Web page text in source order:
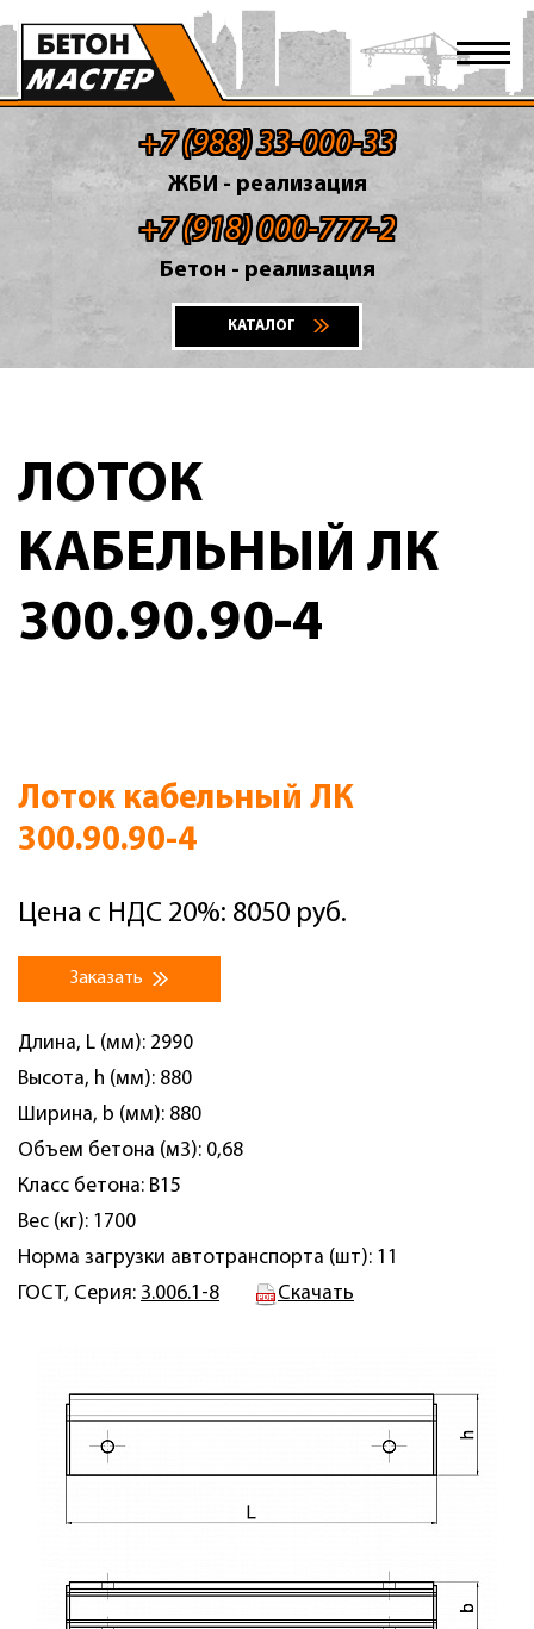
+7 (988) 33-000-33
ЖБИ - реализация
+7 (918) 000-777-2
Бетон - реализация
КАТАЛОГ
ЛОТОК
КАБЕЛЬНЫЙ ЛК
300.90.90-4
Лоток кабельный ЛК
300.90.90-4
Цена с НДС 20%: 8050 руб.
Заказать
Длина, L (мм): 2990
Высота, h (мм): 880
Ширина, b (мм): 880
Объем бетона (м3): 0,68
Класс бетона: B15
Вес (кг): 1700
Норма загрузки автотранспорта (шт): 11
ГОСТ, Серия: 3.006.1-8 Скачать